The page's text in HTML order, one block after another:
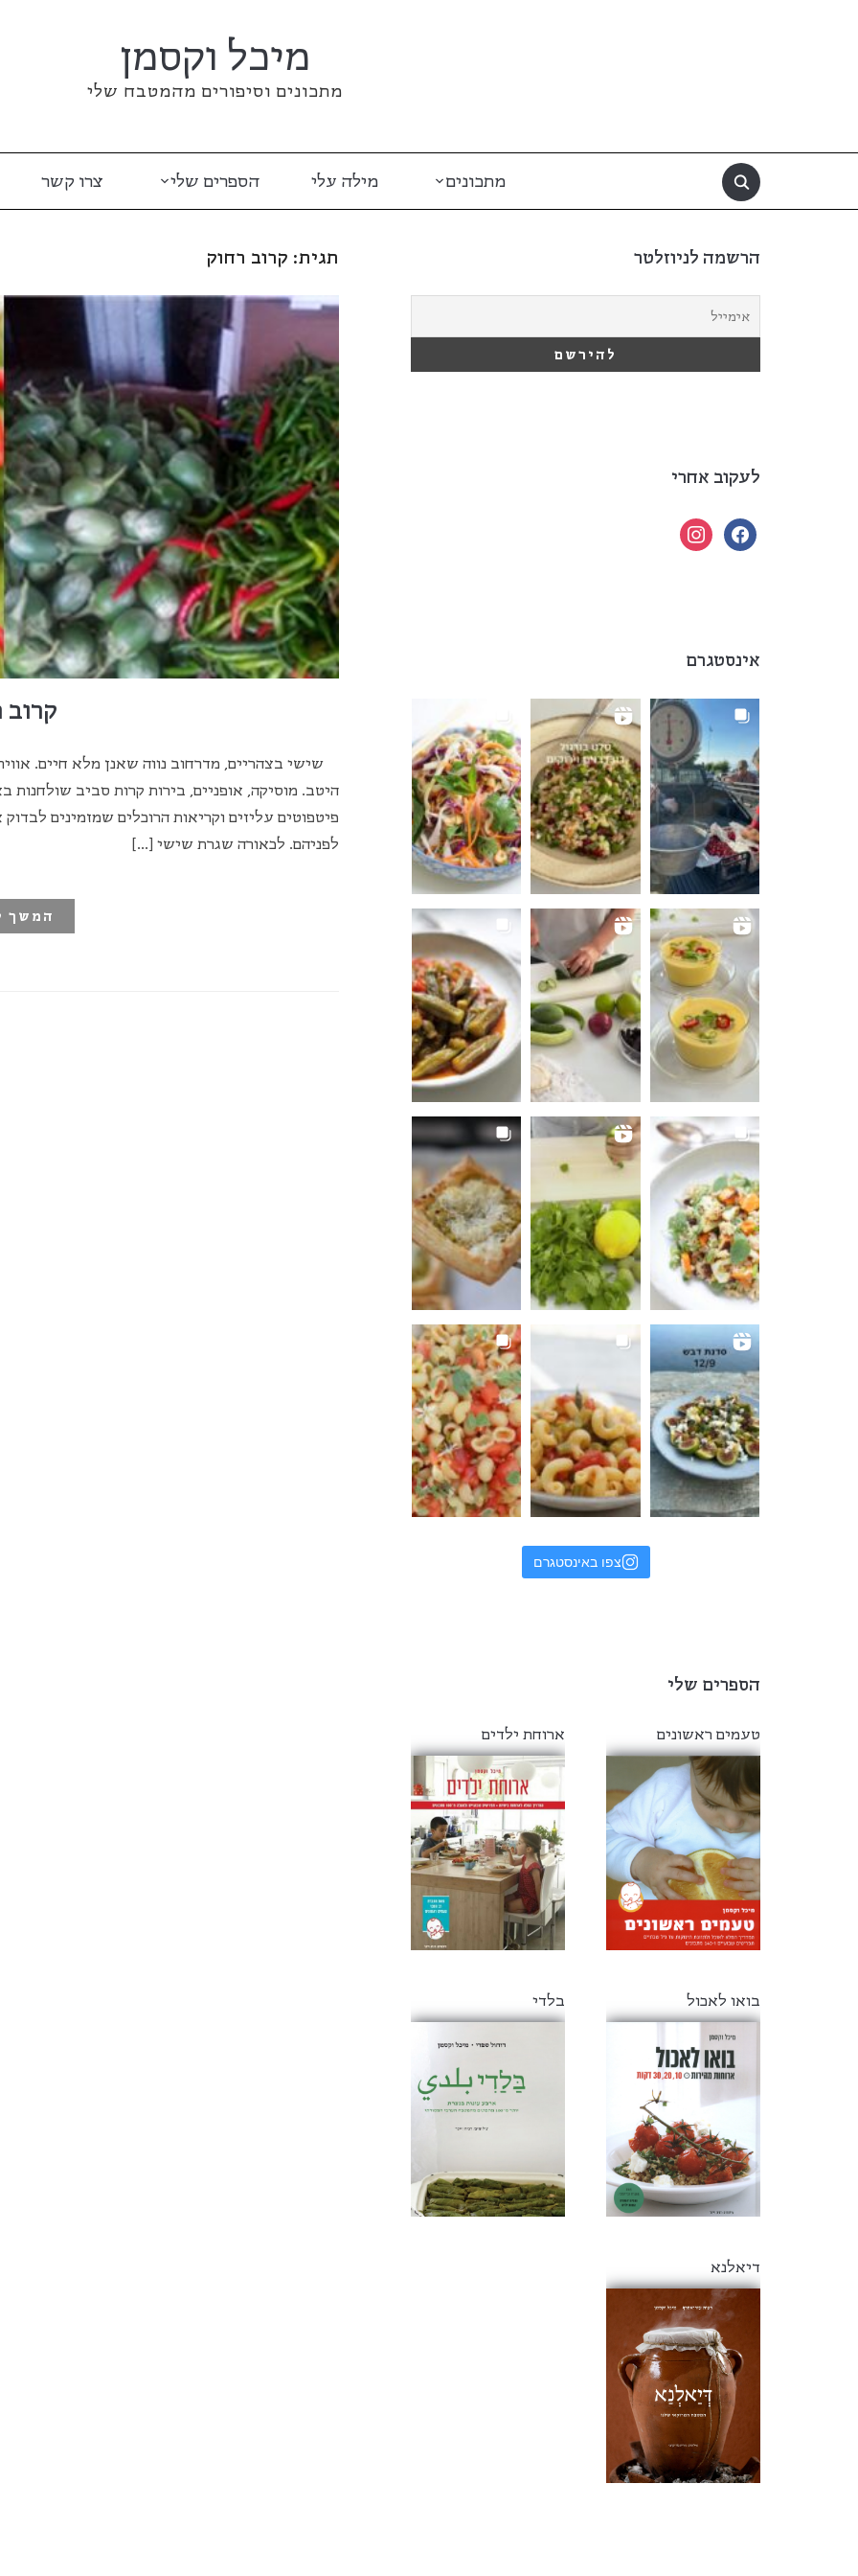
מיכל וקסמן
מתכונים וסיפורים מהמטבח שלי
מתכונים מילה עלי הספרים שלי צרו קשר
תגית: קרוב רחוק
קרוב
שישי בצהריים, מדרחוב נווה שאנן מלא חיים.
היטב. מוסיקה, אופניים, בירות קרות סביב
פיטפוטים עליזים וקריאות הרוכלים שמזמינים
לפניהם. לכאורה שגרת שישי […]
המשך
הרשמה לניוזלטר
לעקוב אחרי
facebook
instagram
אינסטגרם
צפו באינסטגרם
הספרים שלי
טעמים ראשונים ארוחת ילדים
בואו לאכול בלדי
דיאלנא